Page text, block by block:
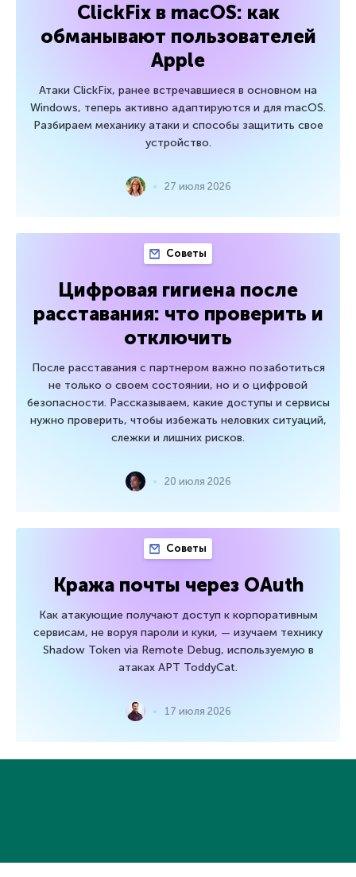
ClickFix в macOS: как
обманывают пользователей
Apple
Атаки ClickFix, ранее встречавшиеся в основном на
Windows, теперь активно адаптируются и для macOS.
Разбираем механику атаки и способы защитить свое
устройство.
27 июля 2026
Советы
Цифровая гигиена после
расставания: что проверить и
отключить
После расставания с партнером важно позаботиться
не только о своем состоянии, но и о цифровой
безопасности. Рассказываем, какие доступы и сервисы
нужно проверить, чтобы избежать неловких ситуаций,
слежки и лишних рисков.
20 июля 2026
Советы
Кража почты через OAuth
Как атакующие получают доступ к корпоративным
сервисам, не воруя пароли и куки, — изучаем технику
Shadow Token via Remote Debug, используемую в
атаках APT ToddyCat.
17 июля 2026